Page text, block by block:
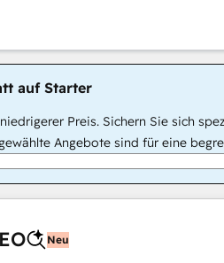
auf Starter
Preis. Sichern Sie sich
Angebote sind für eine
Neu